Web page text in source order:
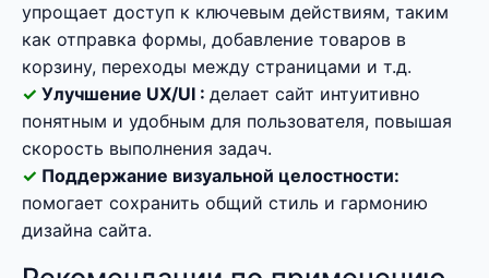
упрощает доступ к ключевым действиям, таким
как отправка формы, добавление товаров в
корзину, переходы между страницами и т.д.
Улучшение UX/UI : делает сайт интуитивно
понятным и удобным для пользователя, повышая
скорость выполнения задач.
Поддержание визуальной целостности:
помогает сохранить общий стиль и гармонию
дизайна сайта.